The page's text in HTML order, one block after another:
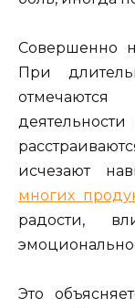
Совершенно
При
исчезают
многих
радости,
Это